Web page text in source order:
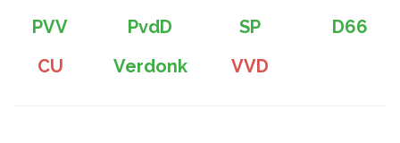
PVV
PvdD SP
D66
CU
Verdonk VVD